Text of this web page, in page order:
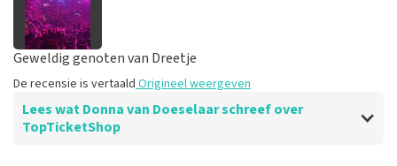
Geweldig genoten van Dreetje
De recensie is vertaald Origineel weergeven
Lees wat Donna van Doeselaar schreef over
TopTicketShop